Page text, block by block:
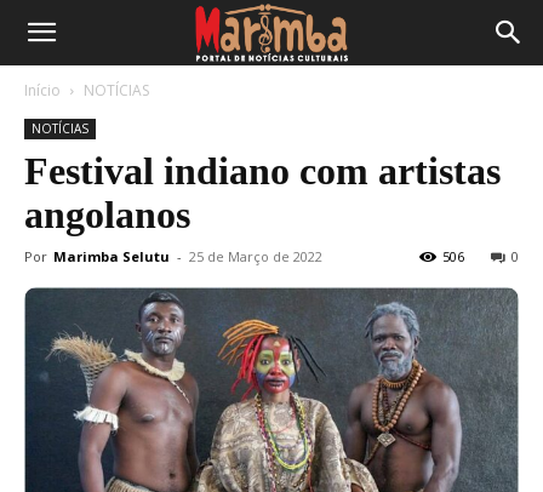
Início NOTÍCIAS
NOTÍCIAS
Festival indiano com artistas
angolanos
Por Marimba Selutu - 25 de Março de 2022 0
506